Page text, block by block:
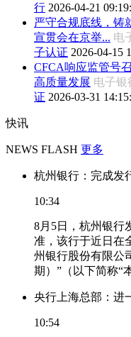
行 2026-04-21
严守合规底线，
宣贯会在京举... 电
子认证 2026-04-15
CFCA响应监管号
高质量发展 电子
证 2026-03-31
快讯
NEWS FLASH 更多
杭州银行：完成发
10:34
8月5日，杭州银行
准，该行于近日在
州银行股份有限公
期）”（以下简称“
央行上海总部：进
10:54